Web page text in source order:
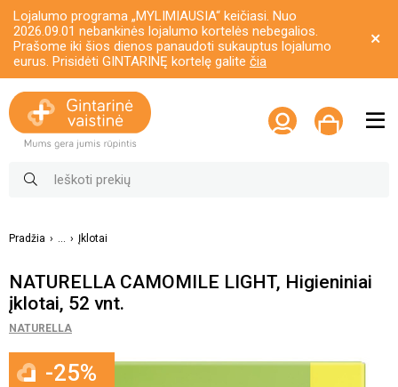
Lojalumo programa „MYLIMIAUSIA“ keičiasi. Nuo
2026.09.01 nebankinės lojalumo kortelės nebegalios.
Prašome iki šios dienos panaudoti sukauptus lojalumo
eurus. Prisidėti GINTARINĘ kortelę galite čia
Pradžia ... Įklotai
NATURELLA CAMOMILE LIGHT, Higieniniai
įklotai, 52 vnt.
NATURELLA
-25%